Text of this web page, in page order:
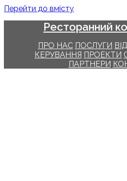
Перейти до вмісту
Ресторанний
ПРО НАС ПОСЛУГИ
КЕРУВАННЯ ПРОЕКТИ
ПАРТНЕРИ